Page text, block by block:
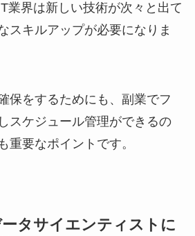
業界は新しい技術が次々と出て
スキルアップが必要になりま
保をするためにも、副業でフ
スケジュール管理ができるの
重要なポイントです。
タサイエンティストに